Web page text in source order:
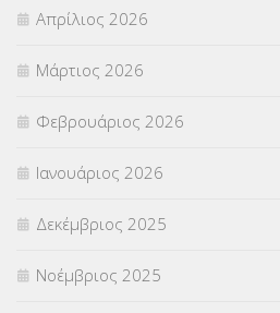
ΣΕΠ(50)
ΣΤΕΛΕΧΗ (360)
ΣΥΜΒΟΥΛΕΥΤΙΚΟΣ ΣΤΑΘΜΟΣ ΝΕΩΝ
ΣΥΝΤΑΞΕΙΣ(12)
ΣΧΟΛΙΚΟΙ ΣΥΜΒΟΥΛΟΙ
ΥΠΕΡΑΡΙΘΜΟΙ(1)
Απρίλιος 2026
Μάρτιος 2026
Φεβρουάριος 2026
Ιανουάριος 2026
Δεκέμβριος 2025
Νοέμβριος 2025